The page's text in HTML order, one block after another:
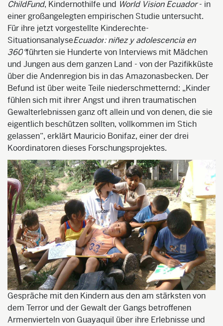
ChildFund, Kindernothilfe und World Vision Ecuador- in
einer großangelegten empirischen Studie untersucht.
Für ihre jetzt vorgestellte Kinderechte-
SituationsanalyseEcuador:niñezyadolescenciaen
360°führten sie Hunderte von Interviews mit Mädchen
und Jungen aus dem ganzen Land - von der Pazifikküste
über die Andenregion bis in das Amazonasbecken. Der
Befund ist über weite Teile niederschmetternd: „Kinder
fühlen sich mit ihrer Angst und ihren traumatischen
Gewalterlebnissen ganz oft allein und von denen, die sie
eigentlich beschützen sollten, vollkommen im Stich
gelassen“, erklärt Mauricio Bonifaz, einer der drei
Koordinatoren dieses Forschungsprojektes.
Gespräche mit den Kindern aus den am stärksten von
dem Terror und der Gewalt der Gangs betroffenen
Armenvierteln von Guayaquil über ihre Erlebnisse und